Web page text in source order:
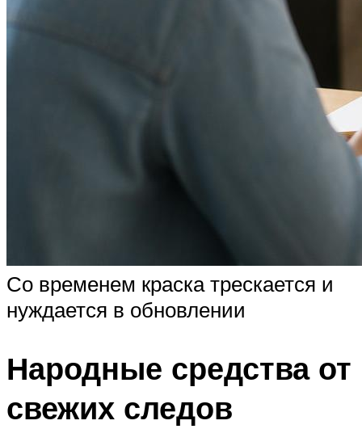
Со временем краска трескается и
нуждается в обновлении
Народные средства от
свежих следов